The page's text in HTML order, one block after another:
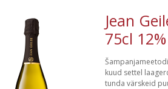
Jean
75cl 12%
kuud settel
tunda värskeid